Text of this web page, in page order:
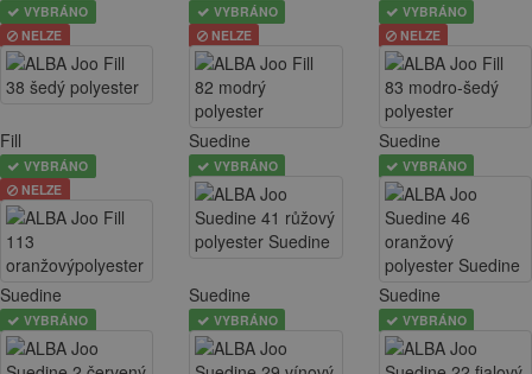
VYBRÁNO
NELZE
VYBRÁNO
NELZE
VYBRÁNO
NELZE
Fill
VYBRÁNO
NELZE
Suedine
VYBRÁNO
Suedine
VYBRÁNO
Suedine
VYBRÁNO
Suedine
VYBRÁNO
Suedine
VYBRÁNO